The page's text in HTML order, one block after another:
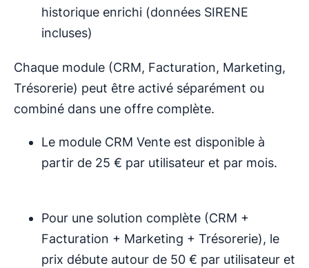
historique enrichi (données SIRENE
incluses)
Chaque module (CRM, Facturation, Marketing,
Trésorerie) peut être activé séparément ou
combiné dans une offre complète.
Le module CRM Vente est disponible à
partir de 25 € par utilisateur et par mois.
Pour une solution complète (CRM +
Facturation + Marketing + Trésorerie), le
prix débute autour de 50 € par utilisateur et